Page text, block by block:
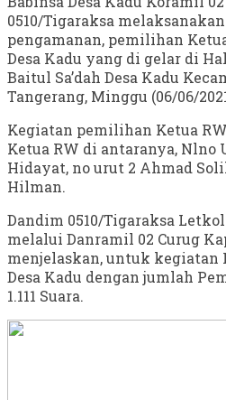
0510/Tigaraksa
pengamanan, pemilihan
Desa Kadu yang di gelar di
Baitul Sa’dah Desa Kadu
Tangerang, Minggu (06/06/
Kegiatan pemilihan Ketua
Ketua RW di antaranya, Nlno
Hidayat, no urut 2 Ahmad
Hilman.
Dandim 0510/Tigaraksa
melalui Danramil 02 Curug
menjelaskan, untuk kegiatan
Desa Kadu dengan jumlah
1.111 Suara.